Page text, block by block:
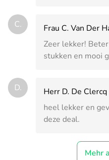
C.
Frau C. Van Der
Zeer lekker!
stukken en mooi
D.
Herr D. De Clercq
heel lekker en
deze deal.
Mehr